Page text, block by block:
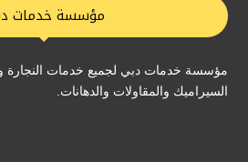
مؤسسة خدمات
مؤسسة خدمات دبي لجميع خدمات النجارة
السيراميك والمقاولات والدهانات.